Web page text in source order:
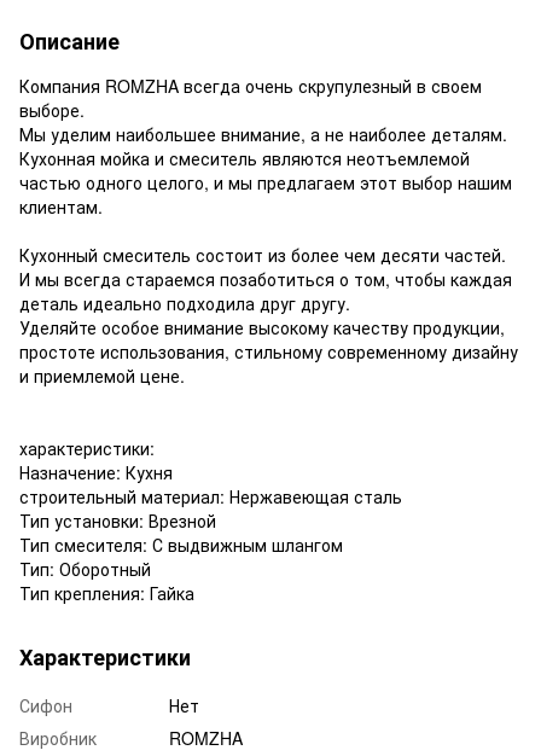
Описание
Компания ROMZHA всегда очень скрупулезный в своем
выборе.
Мы уделим наибольшее внимание, а не наиболее деталям.
Кухонная мойка и смеситель являются неотъемлемой
частью одного целого, и мы предлагаем этот выбор нашим
клиентам.
Кухонный смеситель состоит из более чем десяти частей.
И мы всегда стараемся позаботиться о том, чтобы каждая
деталь идеально подходила друг другу.
Уделяйте особое внимание высокому качеству продукции,
простоте использования, стильному современному дизайну
и приемлемой цене.
характеристики:
Назначение: Кухня
строительный материал: Нержавеющая сталь
Тип установки: Врезной
Тип смесителя: С выдвижным шлангом
Тип: Оборотный
Тип крепления: Гайка
Характеристики
Сифон
Нет
Виробник
ROMZHA